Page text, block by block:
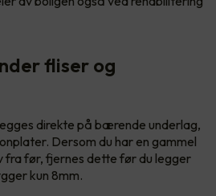
fliser og
direkte på bærende underlag,
Dersom du har en gammel
fra før, fjernes dette før du legger
kun 8mm.